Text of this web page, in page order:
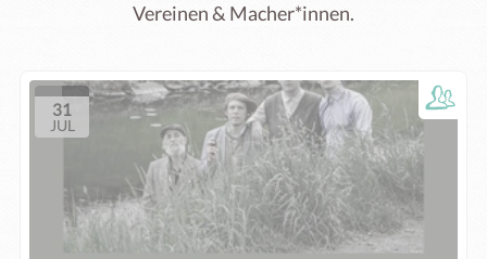
Vereinen & Macher*innen.
31
JUL